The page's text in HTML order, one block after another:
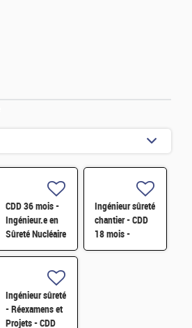
CDD 36 mois -
Ingénieur.e en
Sûreté Nucléaire
- 5 ans
Ingénieur sûreté
chantier - CDD
18 mois -
Cadarache F/H
Ingénieur sûreté
- Réexamens et
Projets - CDD